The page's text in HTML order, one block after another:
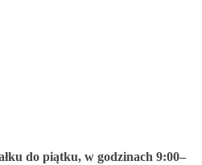
do piątku, w godzinach 9:00–